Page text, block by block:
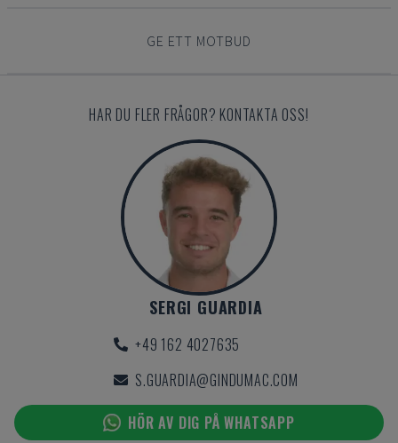
GE ETT MOTBUD
HAR DU FLER FRÅGOR? KONTAKTA OSS!
SERGI GUARDIA
+49 162 4027635
S.GUARDIA@GINDUMAC.COM
HÖR AV DIG PÅ WHATSAPP